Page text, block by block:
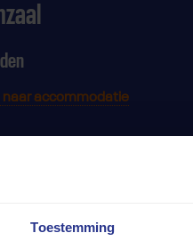
Toestemming
naar accommodatie